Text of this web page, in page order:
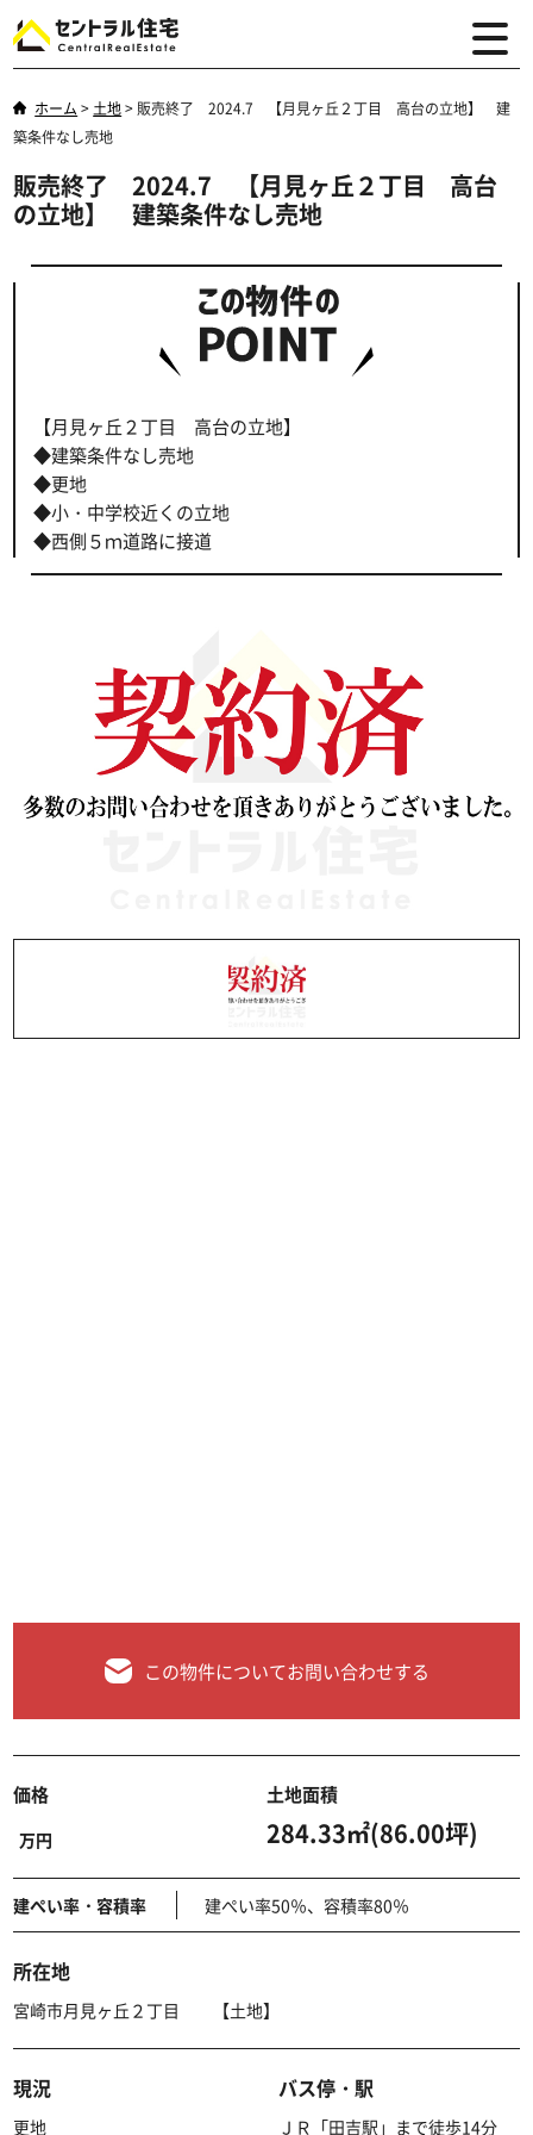
ホーム > 土地> 販売終了 2024.7 【月見ヶ丘２丁目 高台の立地】 建
築条件なし売地
販売終了 2024.7 【月見ヶ丘２丁目 高台
の立地】 建築条件なし売地
【月見ヶ丘２丁目 高台の立地】
◆建築条件なし売地
◆更地
◆小・中学校近くの立地
◆西側５ｍ道路に接道
この物件についてお問い合わせする
価格
万円
土地面積
284.33㎡(86.00坪)
建ぺい率・容積率 建ぺい率50％、容積率80％
所在地
宮崎市月見ヶ丘２丁目 【土地】
現況
更地
バス停・駅
ＪＲ「田吉駅」まで徒歩14分